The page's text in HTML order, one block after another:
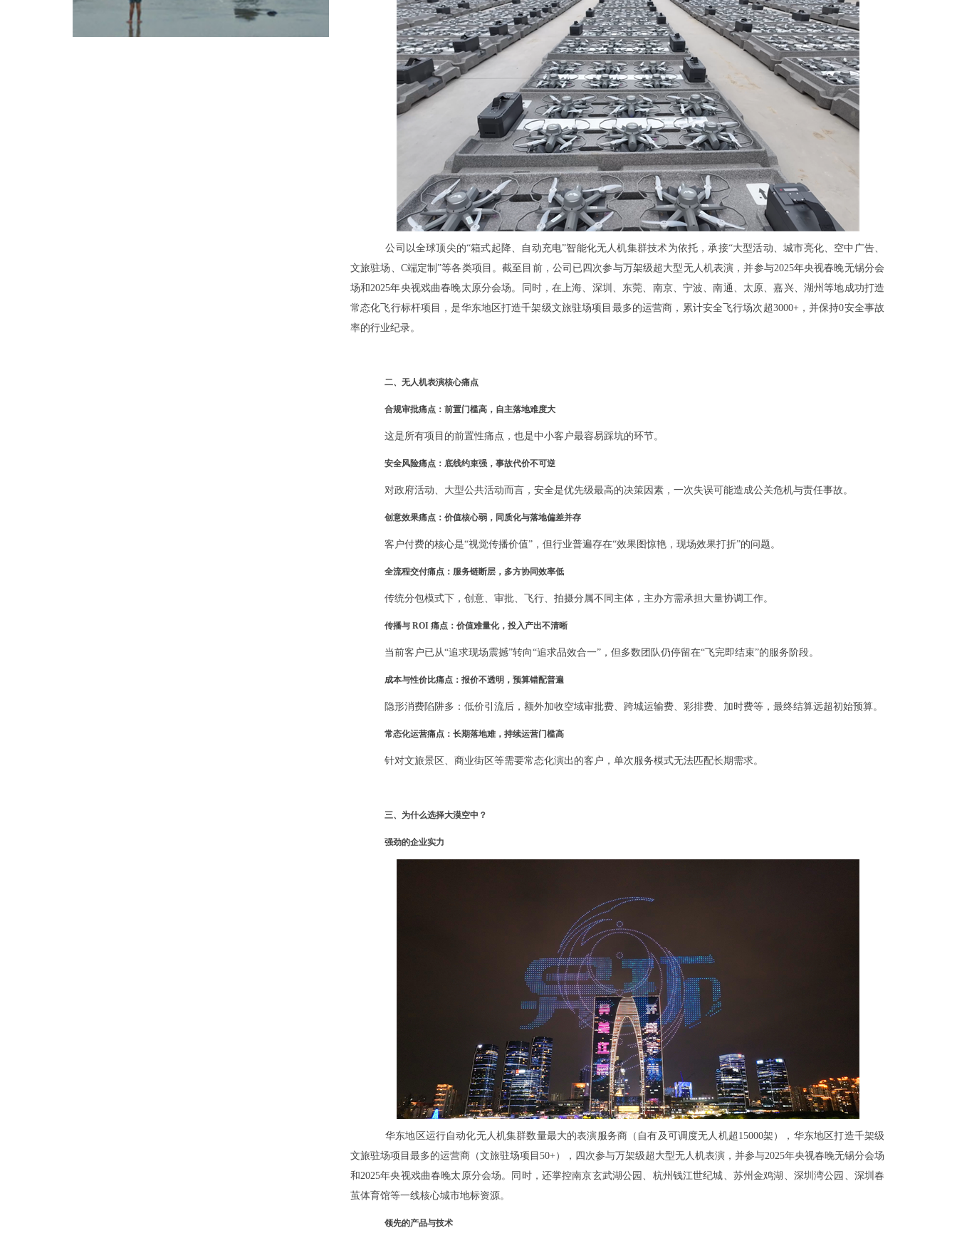
公司以全球顶尖的“箱式起降、自动充电”智能化无人机集群技术为依托，承接“大型活动、城市亮化、空中广告、
文旅驻场、C端定制”等各类项目。截至目前，公司已四次参与万架级超大型无人机表演，并参与2025年央视春晚无锡分会
场和2025年央视戏曲春晚太原分会场。同时，在上海、深圳、东莞、南京、宁波、南通、太原、嘉兴、湖州等地成功打造
常态化飞行标杆项目，是华东地区打造千架级文旅驻场项目最多的运营商，累计安全飞行场次超3000+，并保持0安全事故
率的行业纪录。
二、无人机表演核心痛点
合规审批痛点：前置门槛高，自主落地难度大
这是所有项目的前置性痛点，也是中小客户最容易踩坑的环节。
安全风险痛点：底线约束强，事故代价不可逆
对政府活动、大型公共活动而言，安全是优先级最高的决策因素，一次失误可能造成公关危机与责任事故。
创意效果痛点：价值核心弱，同质化与落地偏差并存
客户付费的核心是“视觉传播价值”，但行业普遍存在“效果图惊艳，现场效果打折”的问题。
全流程交付痛点：服务链断层，多方协同效率低
传统分包模式下，创意、审批、飞行、拍摄分属不同主体，主办方需承担大量协调工作。
传播与 ROI 痛点：价值难量化，投入产出不清晰
当前客户已从“追求现场震撼”转向“追求品效合一”，但多数团队仍停留在“飞完即结束”的服务阶段。
成本与性价比痛点：报价不透明，预算错配普遍
隐形消费陷阱多：低价引流后，额外加收空域审批费、跨城运输费、彩排费、加时费等，最终结算远超初始预算。
常态化运营痛点：长期落地难，持续运营门槛高
针对文旅景区、商业街区等需要常态化演出的客户，单次服务模式无法匹配长期需求。
三、为什么选择大漠空中？
强劲的企业实力
华东地区运行自动化无人机集群数量最大的表演服务商（自有及可调度无人机超15000架），华东地区打造千架级
文旅驻场项目最多的运营商（文旅驻场项目50+），四次参与万架级超大型无人机表演，并参与2025年央视春晚无锡分会场
和2025年央视戏曲春晚太原分会场。同时，还掌控南京玄武湖公园、杭州钱江世纪城、苏州金鸡湖、深圳湾公园、深圳春
茧体育馆等一线核心城市地标资源。
领先的产品与技术